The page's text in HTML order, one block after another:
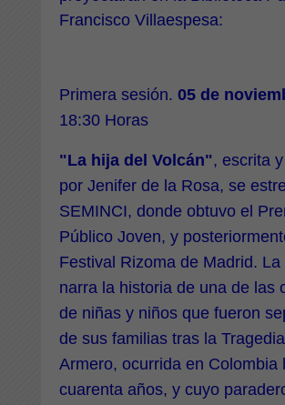
Francisco Villaespesa:
Primera sesión. 05 de
18:30 Horas
"La hija del Volcán", escrita
por Jenifer de la Rosa, se
SEMINCI, donde obtuvo el
Público Joven, y
Festival Rizoma de Madrid.
narra la historia de una de las
de niñas y niños que fueron
de sus familias tras la
Armero, ocurrida en Colombia
cuarenta años, y cuyo